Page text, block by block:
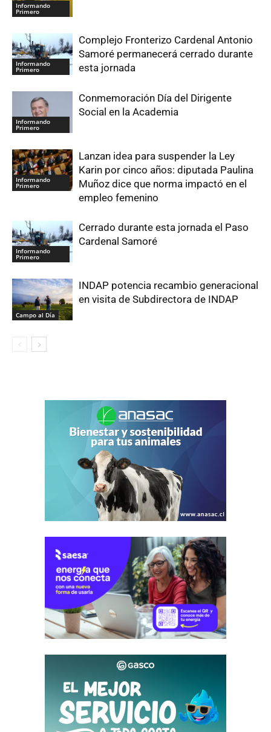
Informando
Primero
Informando
Primero
Complejo Fronterizo Cardenal Antonio
Samoré permanecerá cerrado durante
esta jornada
Informando
Primero
Conmemoración Día del Dirigente
Social en la Academia
Informando
Primero
Lanzan idea para suspender la Ley
Karin por cinco años: diputada Paulina
Muñoz dice que norma impactó en el
empleo femenino
Informando
Primero
Cerrado durante esta jornada el Paso
Cardenal Samoré
Campo al Día
INDAP potencia recambio generacional
en visita de Subdirectora de INDAP